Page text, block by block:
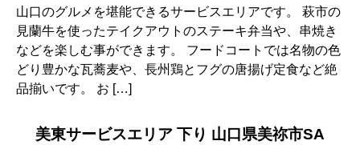
山口のグルメを堪能できるサービスエリアです。 萩市の
見蘭牛を使ったテイクアウトのステーキ弁当や、串焼き
などを楽しむ事ができます。 フードコートでは名物の色
どり豊かな瓦蕎麦や、長州鶏とフグの唐揚げ定食など絶
品揃いです。 お […]
美東サービスエリア 下り 山口県美祢市SA